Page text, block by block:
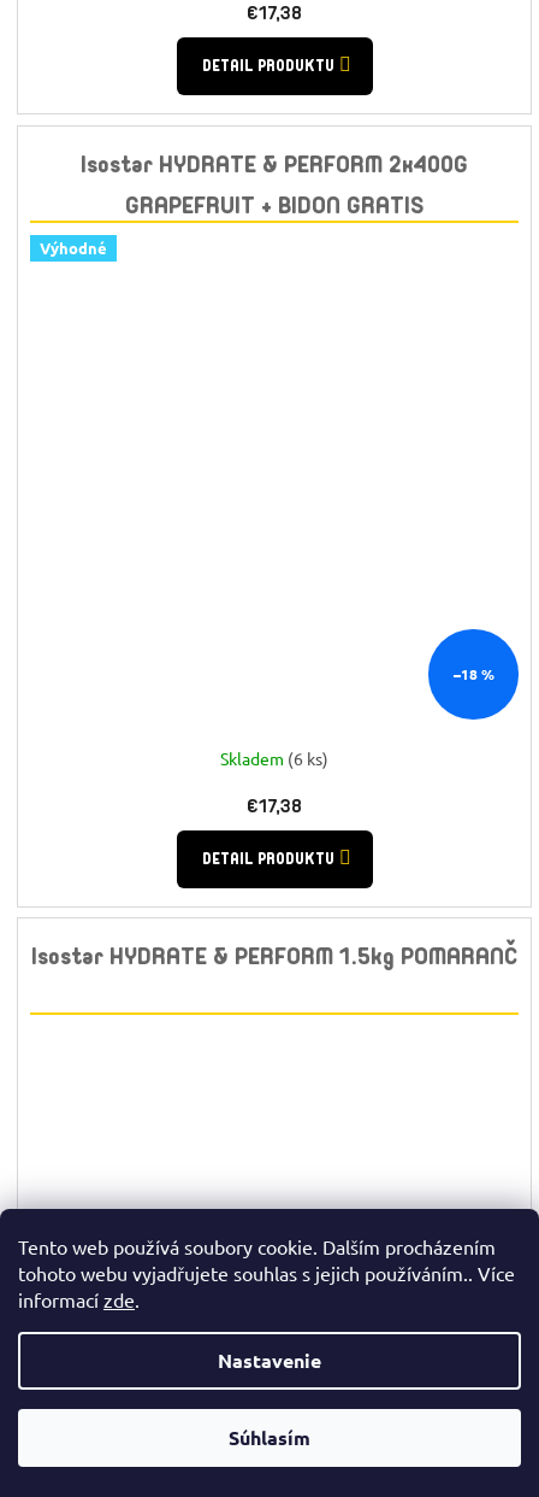
Tento web používá soubory cookie. Dalším procházením
tohoto webu vyjadřujete souhlas s jejich používáním.. Více
informací zde.
Nastavenie
Súhlasím
€17,38
DETAIL PRODUKTU
Isostar HYDRATE & PERFORM 2x400G
GRAPEFRUIT + BIDON GRATIS
Výhodné
–18 %
Skladem (6 ks)
€17,38
DETAIL PRODUKTU
Isostar HYDRATE & PERFORM 1.5kg POMARANČ
–15 %